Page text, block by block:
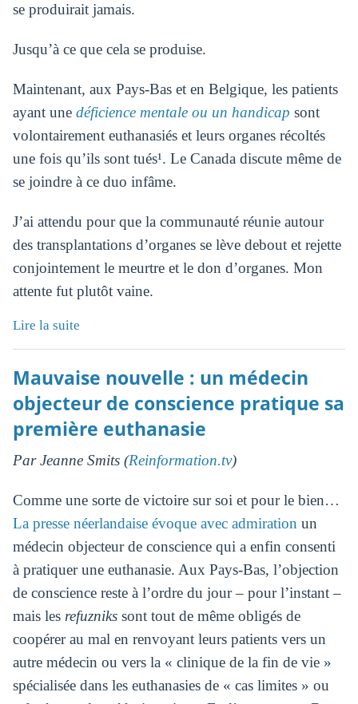
se produirait jamais.
Jusqu’à ce que cela se produise.
Maintenant, aux Pays-Bas et en Belgique, les patients
ayant une déficience mentale ou un handicap sont
volontairement euthanasiés et leurs organes récoltés
une fois qu’ils sont tués¹. Le Canada discute même de
se joindre à ce duo infâme.
J’ai attendu pour que la communauté réunie autour
des transplantations d’organes se lève debout et rejette
conjointement le meurtre et le don d’organes. Mon
attente fut plutôt vaine.
Lire la suite
Mauvaise nouvelle : un médecin
objecteur de conscience pratique sa
première euthanasie
Par Jeanne Smits (Reinformation.tv)
Comme une sorte de victoire sur soi et pour le bien…
La presse néerlandaise évoque avec admiration un
médecin objecteur de conscience qui a enfin consenti
à pratiquer une euthanasie. Aux Pays-Bas, l’objection
de conscience reste à l’ordre du jour – pour l’instant –
mais les refuznikssont tout de même obligés de
coopérer au mal en renvoyant leurs patients vers un
autre médecin ou vers la « clinique de la fin de vie »
spécialisée dans les euthanasies de « cas limites » ou